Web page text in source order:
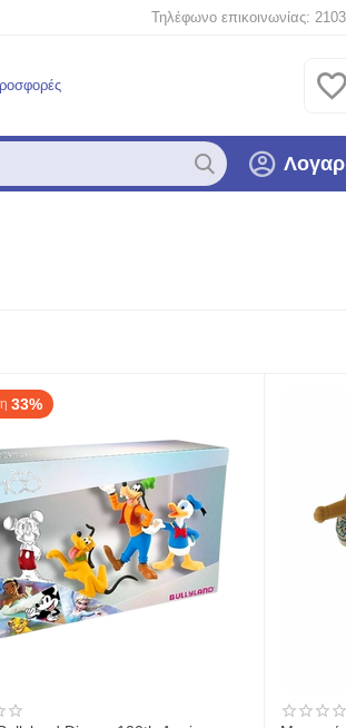
Τηλέφωνο επικοινωνίας:
33%